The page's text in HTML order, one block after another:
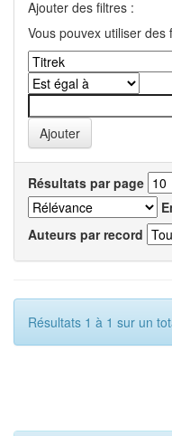
Ajouter des filtres :
Vous pouvex utiliser
Résultats par page
Auteurs par record
Résultats 1 à 1 sur un